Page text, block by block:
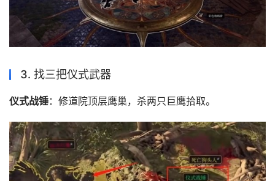
3. 找三把仪式武器
仪式战锤：修道院顶层鹰巢，杀两只巨鹰拾取。